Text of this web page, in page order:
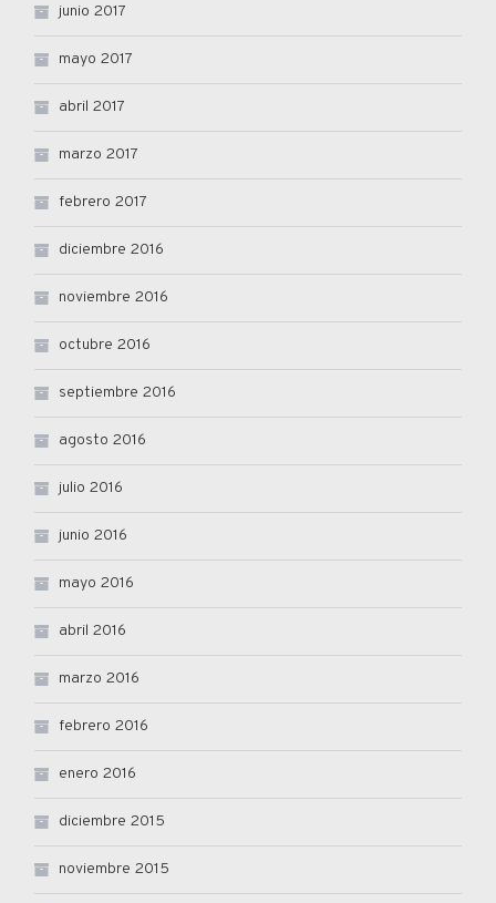
junio 2017
mayo 2017
abril 2017
marzo 2017
febrero 2017
diciembre 2016
noviembre 2016
octubre 2016
septiembre 2016
agosto 2016
julio 2016
junio 2016
mayo 2016
abril 2016
marzo 2016
febrero 2016
enero 2016
diciembre 2015
noviembre 2015